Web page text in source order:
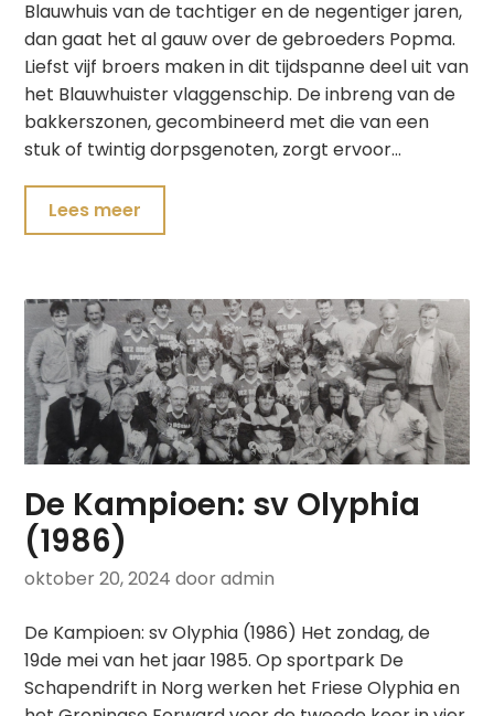
Blauwhuis van de tachtiger en de negentiger jaren,
dan gaat het al gauw over de gebroeders Popma.
Liefst vijf broers maken in dit tijdspanne deel uit van
het Blauwhuister vlaggenschip. De inbreng van de
bakkerszonen, gecombineerd met die van een
stuk of twintig dorpsgenoten, zorgt ervoor…
Lees meer
De Kampioen: sv Olyphia
(1986)
oktober 20, 2024 door admin
De Kampioen: sv Olyphia (1986) Het zondag, de
19de mei van het jaar 1985. Op sportpark De
Schapendrift in Norg werken het Friese Olyphia en